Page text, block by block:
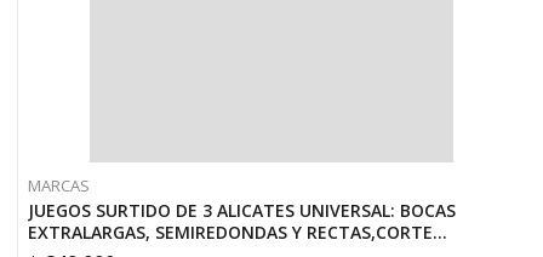
MARCAS
JUEGOS SURTIDO DE 3 ALICATES UNIVERSAL: BOCAS
EXTRALARGAS, SEMIREDONDAS Y RECTAS,CORTE